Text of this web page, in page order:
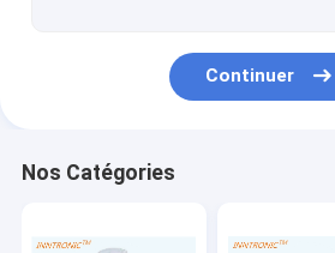
Produits
Continuer
Nos Catégories